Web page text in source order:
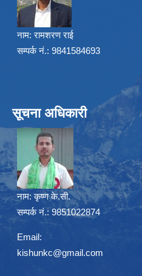
नाम: रामशरण राई
सम्पर्क नं.: 9841584693
सूचना अधिकारी
नाम: कृष्ण के.सी.
सम्पर्क नं.: 9851022874
Email:
kishunkc@gmail.com